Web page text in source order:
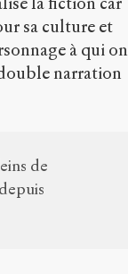
sa culture et
à qui on
narration
de